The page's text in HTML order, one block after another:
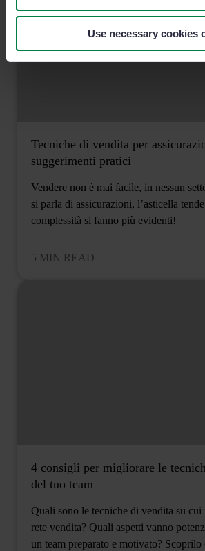
Use necessary cookies
Tecniche di vendita per
suggerimenti pratici
Vendere non è mai facile, in nessun
si parla di assicurazioni, l’asticella
complessità si fanno più evidenti!
5 MIN READ
4 consigli per migliorare le
del tuo team
Quali sono le tecniche di vendita su cui
rete vendita? Quali aspetti vanno
un team preparato e motivato? Scoprilo